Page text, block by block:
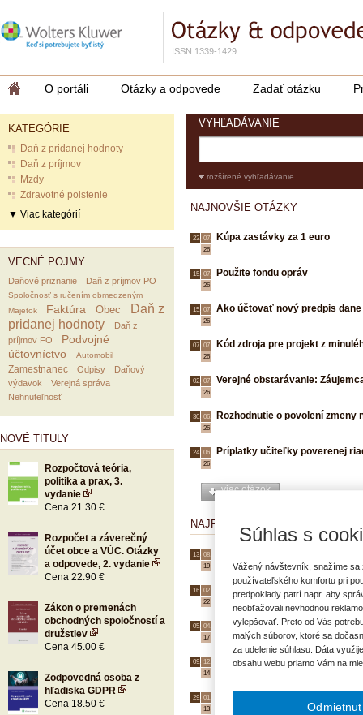
ISSN 1339-1429
O portáli Otázky a odpovede Zadať otázku
KATEGÓRIE
Daň z pridanej hodnoty
Daň z príjmov
Mzdy
Zdravotné poistenie
▼ Viac kategórií
VECNÉ POJMY
Daňové priznanie Daň z príjmov PO
Spoločnosť s ručením obmedzeným
Majetok
Faktúra Obec
Daň z
pridanej hodnoty
Daň z
príjmov FO
Podvojné
účtovníctvo
Automobil
Zamestnanec Odpisy
Daňový
výdavok
Verejná správa
Nehnuteľnosť
NOVÉ TITULY
Rozpočtová teória,
politika a prax, 3.
vydanie
Cena 21.30 €
Rozpočet a záverečný
účet obce a VÚC. Otázky
a odpovede, 2. vydanie
Cena 22.90 €
Zákon o premenách
obchodných spoločností a
družstiev
Cena 45.00 €
Zodpovedná osoba z
hľadiska GDPR
Cena 18.50 €
VYHĽADÁVANIE
rozšírené vyhľadávanie
NAJNOVŠIE OTÁZKY
23. 07.
26
Kúpa zastávky za 1 euro
15. 07.
26
Použite fondu opráv
15. 07.
26
Ako účtovať nový predpis
07. 07.
26
Kód zdroja pre projekt z
02. 07.
26
Verejné obstarávanie:
30. 06.
26
Rozhodnutie o povolení zmeny
24. 06.
26
Príplatky učiteľky poverenej
viac otázok
NAJPOPULÁRNEJŠIE OTÁZKY
13. 08.
19
16. 02.
22
Dovolenka počas materskej
05. 04.
17
Fotografie ako súčasť
09. 12.
14
Výpočet odstupného starostu
29. 01.
13
Súhlas s
Vážený návštevník, snažíme
používateľského komfortu pri
predpoklady patrí napr. aby
neobťažovali nevhodnou
vylepšovať. Preto od Vás
malých súborov, ktoré sa
za udelenie súhlasu. Dáta
obsahu webu priamo Vám na